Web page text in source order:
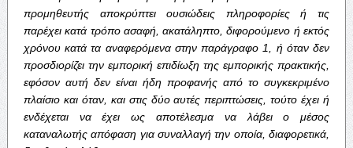
προμηθευτής
αποκρύπτει ουσιώδεις πληροφορίες ή
τις
παρέχει κατά τρόπο ασαφή,ακατάληπτο ,διφορούμενο ή εκτός
χρόνου κατά τα αναφερόμενα στην παράγραφο 1, ή όταν δεν
προσδιορίζει την εμπορική επιδίωξη της εμπορικής πρακτικής
εφόσον αυτή δεν είναι ήδη προφανής από το συγκεκριμένο
πλαίσιο και όταν, και στις δύο αυτές περιπτώσεις ,τούτο έχει ή
ενδέχεται
να έχει ως αποτέλεσμα να λάβει ο
μέσος
καταναλωτής απόφαση για συναλλαγή την οποία,διαφορετικά